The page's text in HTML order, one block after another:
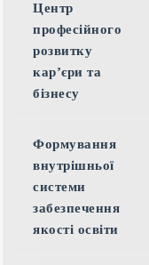
Центр
професійного
розвитку
кар’єри та
бізнесу
Формування
внутрішньої
системи
забезпечення
якості освіти